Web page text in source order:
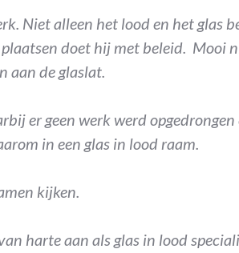
Niet alleen het lood en het glas
doet hij met beleid. Mooi
aan de glaslat.
er geen werk werd
in een glas in lood raam.
kijken.
harte aan als glas in lood